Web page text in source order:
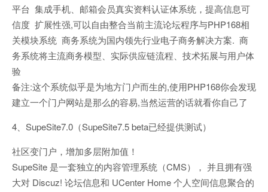
平台 集成手机、邮箱会员真实资料认证体系统，提高信息可
信度 扩展性强,可以自由整合当前主流论坛程序与PHP168相
关模块系统 商务系统为国内领先行业电子商务解决方案. 商
务系统将主流商务模型、实际供应链流程、技术拓展与用户体
验
备注:这个系统似乎是为地方门户而生的,使用PHP168你会发现
建立一个门户网站是那么的容易,当然运营的话就看你自己了
4、SupeSite7.0（SupeSite7.5 beta已经提供测试）
社区变门户，增加多层附加值！
SupeSite 是一套独立的内容管理系统（CMS）， 并且拥有强
大对 Discuz! 论坛信息和 UCenter Home 个人空间信息聚合的